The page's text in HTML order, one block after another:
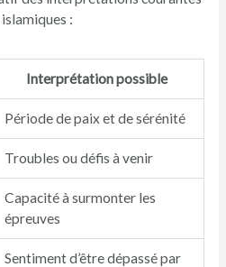
:
Interprétation possible
Période de paix et de sérénité
Troubles ou défis à venir
Capacité à surmonter les
épreuves
Sentiment d’être dépassé par